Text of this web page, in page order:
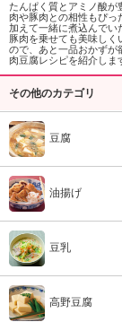
たんぱく質とアミノ酸が
肉や豚肉との相性もぴっ
加えて一緒に煮込んでい
豚肉を乗せても美味しく
ので、あと一品おかずが
肉豆腐レシピを紹介しま
その他のカテゴリ
豆腐
油揚げ
豆乳
高野豆腐